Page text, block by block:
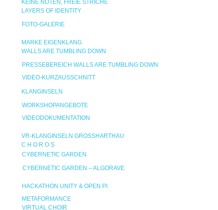
KEINE NOTEN, FREIE STRICHE
LAYERS OF IDENTITY
FOTO-GALERIE
MARKE EIGENKLANG
WALLS ARE TUMBLING DOWN
PRESSEBEREICH WALLS ARE TUMBLING DOWN
VIDEO-KURZAUSSCHNITT
KLANGINSELN
WORKSHOPANGEBOTE
VIDEODOKUMENTATION
VR-KLANGINSELN GROSSHARTHAU
C H O R O S
CYBERNETIC GARDEN
CYBERNETIC GARDEN – ALGORAVE
HACKATHON UNITY & OPEN PI
METAFORMANCE
VIRTUAL CHOIR